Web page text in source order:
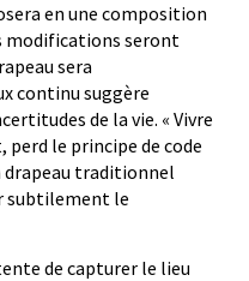
en une composition
modifications seront
sera
continu suggère
de la vie. « Vivre
le principe de code
drapeau traditionnel
subtilement le
de capturer le lieu